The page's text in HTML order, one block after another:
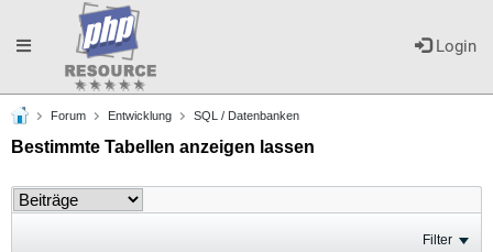
Login
Toggle
navigation
Forum Entwicklung SQL / Datenbanken
Bestimmte Tabellen anzeigen lassen
Filter